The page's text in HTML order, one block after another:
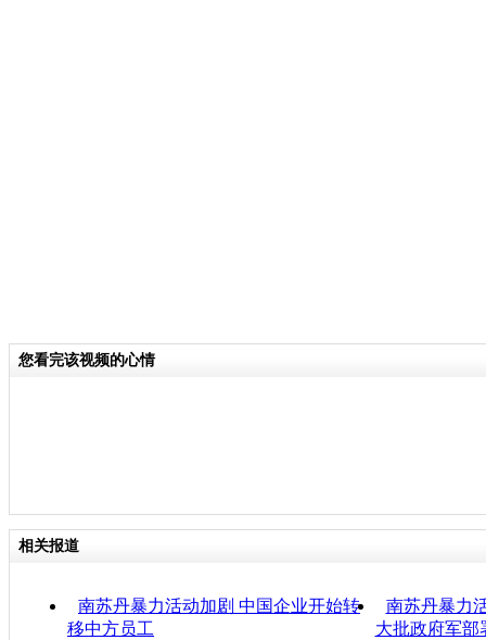
您看完该视频的心情
相关报道
南苏丹暴力活动加剧 中国企业开始转
移中方员工
南苏丹暴力
大批政府军部